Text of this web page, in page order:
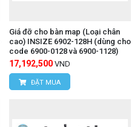
Giá đỡ cho bàn map (Loại chân
cao) INSIZE 6902-128H (dùng cho
code 6900-0128 và 6900-1128)
17,192,500 VND
ĐẶT MUA